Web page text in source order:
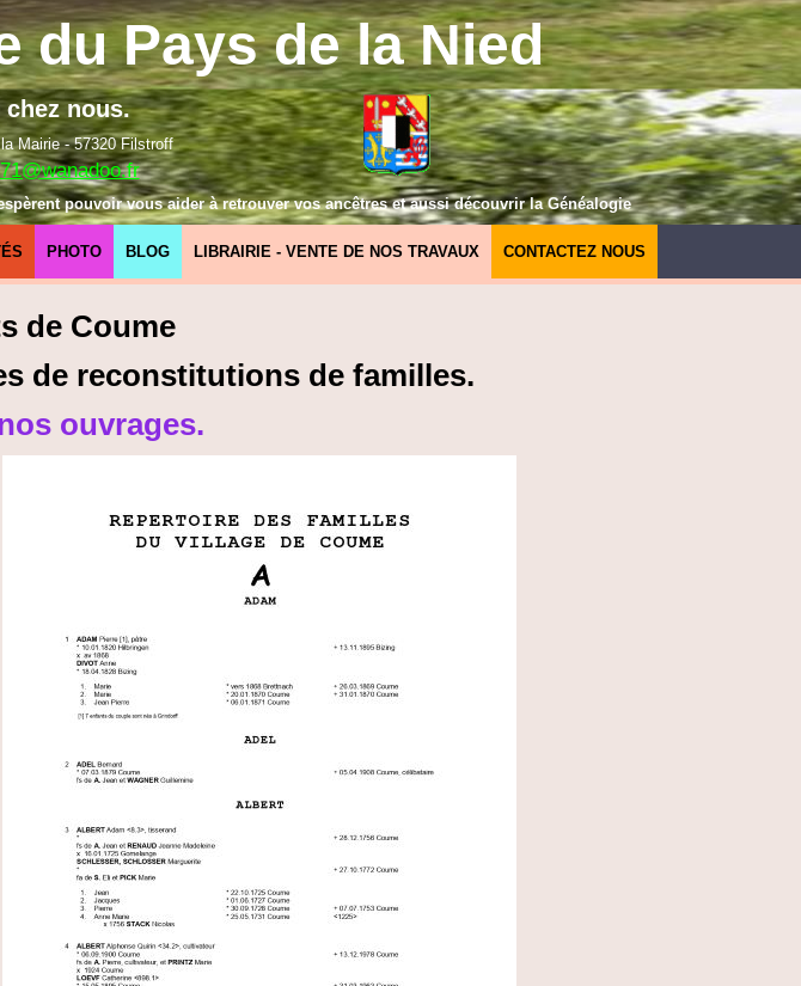
du Pays de la Nied
nous.
Mairie - 57320 Filstroff
pouvoir vous aider à retrouver vos ancêtres et aussi découvrir la Généalogie
PHOTO BLOG LIBRAIRIE - VENTE DE NOS TRAVAUX CONTACTEZ NOUS
de Coume
de reconstitutions de familles.
ouvrages.